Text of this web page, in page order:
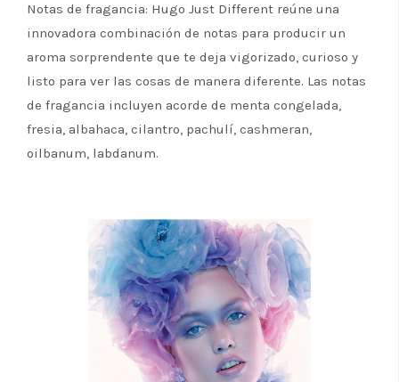
Notas de fragancia: Hugo Just Different reúne una
innovadora combinación de notas para producir un
aroma sorprendente que te deja vigorizado, curioso y
listo para ver las cosas de manera diferente. Las notas
de fragancia incluyen acorde de menta congelada,
fresia, albahaca, cilantro, pachulí, cashmeran,
oilbanum, labdanum.